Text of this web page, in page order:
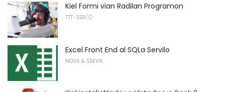
Kiel Formi vian Radilan Programon
TTT-SERĈO
Excel Front End al SQLa Servilo
NOVA & SEKVA